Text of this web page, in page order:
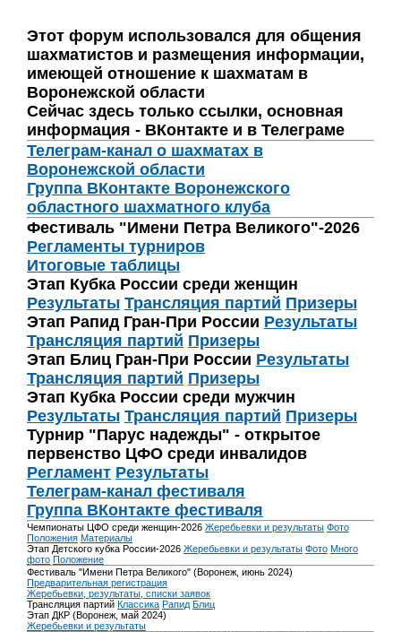
Этот форум использовался для общения
шахматистов и размещения информации,
имеющей отношение к шахматам в
Воронежской области
Сейчас здесь только ссылки, основная
информация - ВКонтакте и в Телеграме
Телеграм-канал о шахматах в
Воронежской области
Группа ВКонтакте Воронежского
областного шахматного клуба
Фестиваль "Имени Петра Великого"-2026
Регламенты турниров
Итоговые таблицы
Этап Кубка России среди женщин
Результаты Трансляция партий Призеры
Этап Рапид Гран-При России Результаты
Трансляция партий Призеры
Этап Блиц Гран-При России Результаты
Трансляция партий Призеры
Этап Кубка России среди мужчин
Результаты Трансляция партий Призеры
Турнир "Парус надежды" - открытое
первенство ЦФО среди инвалидов
Регламент Результаты
Телеграм-канал фестиваля
Группа ВКонтакте фестиваля
Чемпионаты ЦФО среди женщин-2026 Жеребьевки и результаты Фото
Положения Материалы
Этап Детского кубка России-2026 Жеребьевки и результаты Фото Много
фото Положение
Фестиваль "Имени Петра Великого" (Воронеж, июнь 2024)
Предварительная регистрация
Жеребьевки, результаты, списки заявок
Трансляция партий Классика Рапид Блиц
Этап ДКР (Воронеж, май 2024)
Жеребьевки и результаты